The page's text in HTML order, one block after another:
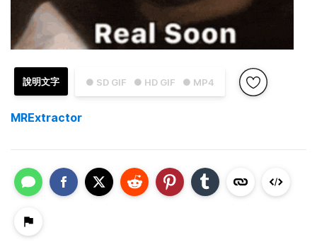
● SD GIF ● HD GIF ● MP4
說明文字
MRExtractor